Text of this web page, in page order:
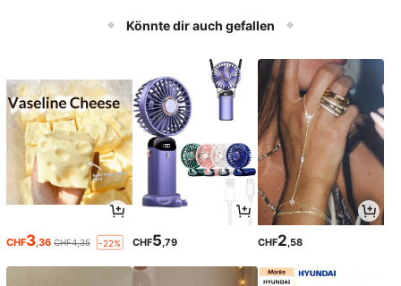
Könnte dir auch gefallen
CHF3 ,36 CHF4,35 -22% CHF5 ,79 CHF2 ,58